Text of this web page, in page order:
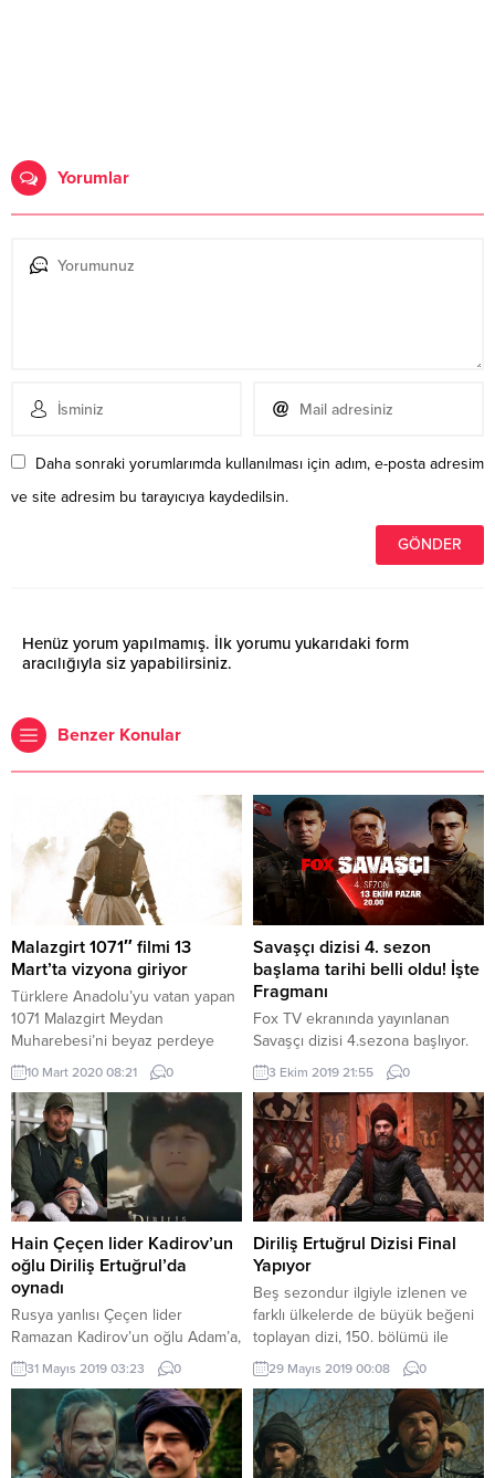
Yorumlar
Daha sonraki yorumlarımda kullanılması için adım, e-posta adresim
ve site adresim bu tarayıcıya kaydedilsin.
Henüz yorum yapılmamış. İlk yorumu yukarıdaki form
aracılığıyla siz yapabilirsiniz.
Benzer Konular
Malazgirt 1071″ filmi 13
Mart’ta vizyona giriyor
Türklere Anadolu’yu vatan yapan
1071 Malazgirt Meydan
Muharebesi’ni beyaz perdeye
taşıyan “Malazgirt 1071” filmi, 13
Mart’ta sinemaseverlerle
buluşacak. 13 Mart’ta
sinemaseverlerle buluşmaya
hazırlanan filmde, başrolleri
Cengiz Coşkun, Vildan Atasever,
Haluk Piyes ve Caner Kurtaran
paylaştı. Senaryosunu Bilal
Kalyoncu, Özgür Bakar ve Alper
Kıvılcım’ın kaleme aldığı yapımın
yönetmenliğini de Kalyoncu ile...
10 Mart 2020 08:21 0
Savaşçı dizisi 4. sezon
başlama tarihi belli oldu! İşte
Fragmanı
Fox TV ekranında yayınlanan
Savaşçı dizisi 4.sezona başlıyor.
Başlama tarihi merakla
bekleniyordu. Sonunda belli oldu.
13 Ekim Pazar günü Savaşçı
dizisinin 77. bölümü ekrandaki
yerini alacak. Dizinin 4.
sezonunda izleyiciler ekran
başında şaşıracakları bir manzara
ile karşılaşacak. 77.bölümden 1.
fragman yayınlandı.Videodan
izleyebilirsiniz. Yüzbaşı Kağan
Bozok, Haydar Bozkurt’a “Bitti
ben yokum...
3 Ekim 2019 21:55 0
Hain Çeçen lider Kadirov’un
oğlu Diriliş Ertuğrul’da
oynadı
Rusya yanlısı Çeçen lider
Ramazan Kadirov’un oğlu Adam’a,
TRT 1 ekranlarında yayınlanan
Diriliş Ertuğrul dizinde rol verildi.
Kadirov, Rusya’ya karşı savaşan
komutanlara karşı hareket ederek
direnişi kıran isim olarak
biliniyor.Rusya Federasyonu’na
31 Mayıs 2019 03:23 0
Diriliş Ertuğrul Dizisi Final
Yapıyor
Beş sezondur ilgiyle izlenen ve
farklı ülkelerde de büyük beğeni
toplayan dizi, 150. bölümü ile
yarın ekranlara veda edecek.
29 Mayıs 2019 00:08 0